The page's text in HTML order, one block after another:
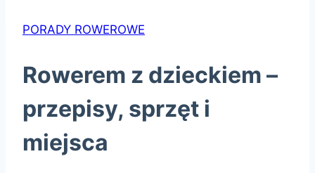
PORADY ROWEROWE
Rowerem z dzieckiem –
przepisy, sprzęt i
miejsca